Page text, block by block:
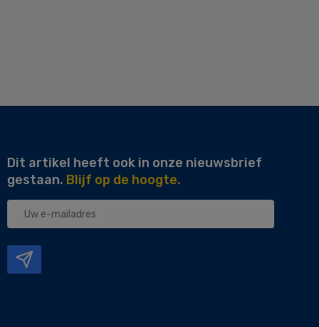
Dit artikel heeft ook in onze nieuwsbrief
gestaan. Blijf op de hoogte.
Uw